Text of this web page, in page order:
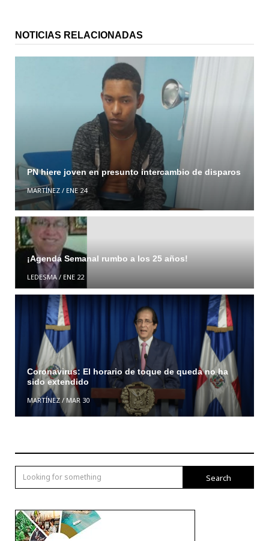
NOTICIAS RELACIONADAS
PN hiere joven en presunto intercambio de disparos
MARTÍNEZ/ ENE 24
¡Agenda Semanal rumbo a los 25 años!
LEDESMA/ ENE 22
Coronavirus: El horario de toque de queda no ha
sido extendido
MARTÍNEZ/MAR 30
Search